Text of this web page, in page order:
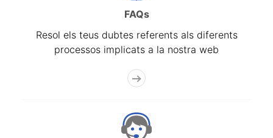
FAQs
Resol els teus dubtes referents als diferents
processos implicats a la nostra web